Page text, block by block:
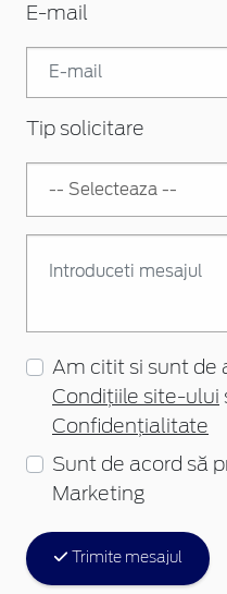
E-mail
Tip solicitare
Am citit si sunt de
Condițiile site-ului
Confidențialitate
Sunt de acord să
Marketing
Trimite mesajul